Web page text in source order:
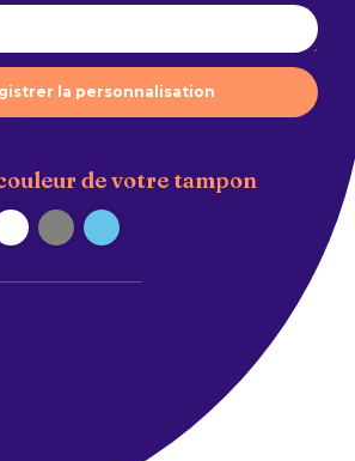
la personnalisation
de votre tampon
Blanc Argent Turquoise